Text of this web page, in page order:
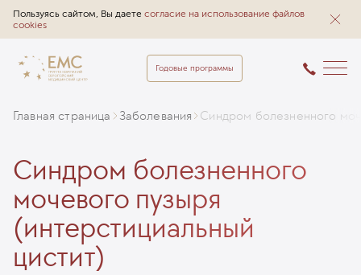
Пользуясь сайтом, Вы даете согласие на использование файлов
cookies
Годовые программы
Главная страница Заболевания Синдром болезненного
Синдром болезненного
мочевого пузыря
(интерстициальный
цистит)